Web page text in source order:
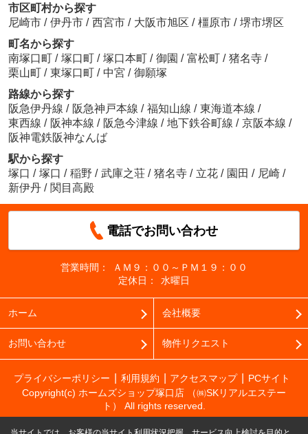
市区町村から探す
尼崎市 / 伊丹市 / 西宮市 / 大阪市旭区 / 橿原市 / 堺市堺区
町名から探す
南塚口町 / 塚口町 / 塚口本町 / 御園 / 富松町 / 猪名寺 /
栗山町 / 東塚口町 / 中宮 / 御願塚
路線から探す
阪急伊丹線 / 阪急神戸本線 / 福知山線 / 東海道本線 /
東西線 / 阪神本線 / 阪急今津線 / 地下鉄谷町線 / 京阪本線 /
阪神電鉄阪神なんば
駅から探す
塚口 / 塚口 / 稲野 / 武庫之荘 / 猪名寺 / 立花 / 園田 / 尼崎 /
新伊丹 / 関目高殿
電話でお問い合わせ
営業時間：
ＡＭ９：００～ＰＭ１９：００
定休日：
水曜日
ホーム 会社概要
お問い合わせ 物件リクエスト
プライバシーポリシー 利用規約 アクセスマップ
PCサイト
Copyright(c) ホームズショップ塚口店 （㈱SKリアルエステー
ト） All rights reserved.